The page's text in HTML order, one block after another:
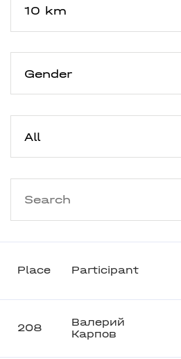
Place Participant
208
Валерий
Карпов